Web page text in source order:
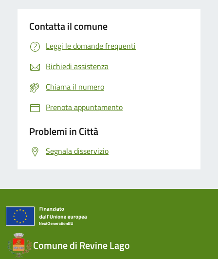
Contatta il comune
Leggi le domande frequenti
Richiedi assistenza
Chiama il numero
Prenota appuntamento
Problemi in Città
Segnala disservizio
Comune di Revine Lago